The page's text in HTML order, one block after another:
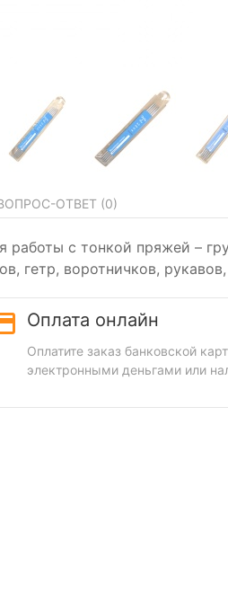
ОТВЕТ (0)
с тонкой пряжей –
гетр, воротничков,
Оплата онлайн
Оплатите заказ банковской
электронными деньгами или